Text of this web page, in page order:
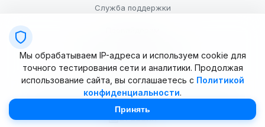
Служба поддержки
Условия использования
© 2025–2026 OpenSpeedTest (ИП Долматова В.В.). Все права
Мы обрабатываем IP-адреса и используем cookie для
точного тестирования сети и аналитики. Продолжая
использование сайта, вы соглашаетесь с Политикой
конфиденциальности.
Принять